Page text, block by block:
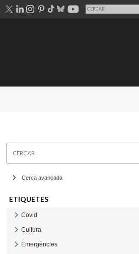
Cerca avançada
ETIQUETES
Covid
Cultura
Emergències